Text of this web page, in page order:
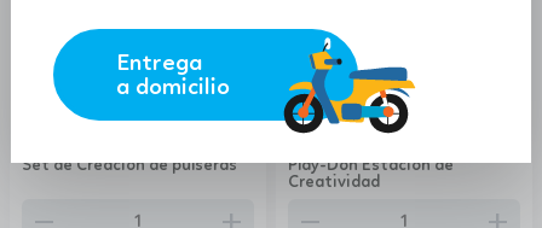
Entrega
a domicilio
Set de Creación de pulseras
7.56
Play-Doh Estación de
Creatividad
$98.31
88.48